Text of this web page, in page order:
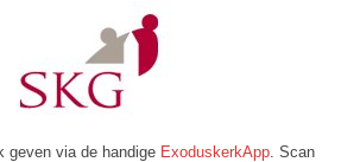
geven via de handige ExoduskerkApp . Scan